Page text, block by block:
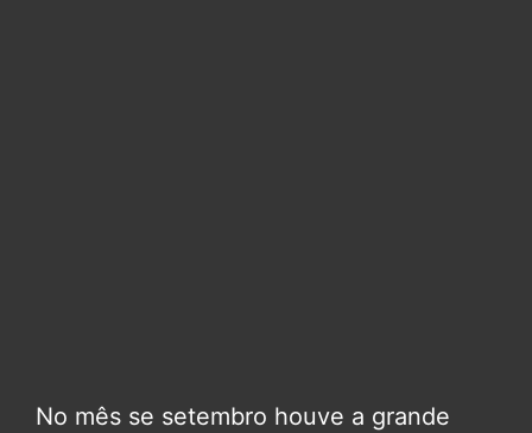
No mês se setembro houve a grande